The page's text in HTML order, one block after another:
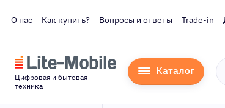
О нас Как купить? Вопросы и ответы Trade-in
Цифровая и бытовая
техника
Каталог